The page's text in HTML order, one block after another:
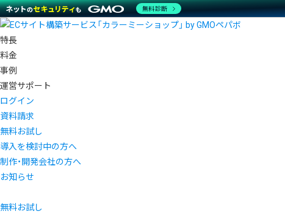
特長
料金
事例
運営サポート
ログイン
資料請求
無料お試し
導入を検討中の方へ
制作・開発会社の方へ
お知らせ
無料お試し
無料診断